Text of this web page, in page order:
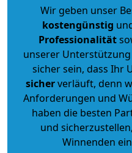
Wir geben unser
kostengünstig
Professionalität
unserer
sicher sein, dass Ihr
sicherverläuft, denn
Anforderungen und
haben die besten
und
Winnenden